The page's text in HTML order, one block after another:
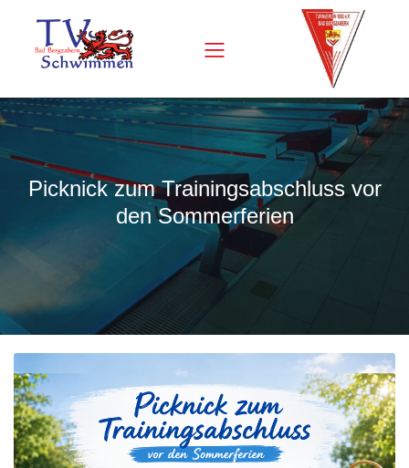
Picknick zum Trainingsabschluss vor
den Sommerferien